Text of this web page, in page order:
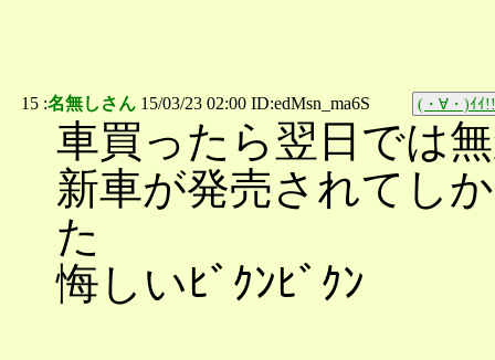
15 :名無しさん 15/03/23 02:00 ID:edMsn_ma6S (・∀・)ｲｲ!!
車買ったら翌日では
新車が発売されてし
た
悔しいﾋﾞｸﾝﾋﾞｸﾝ